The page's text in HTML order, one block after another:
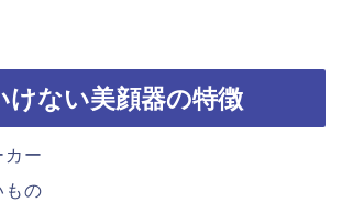
けない美顔器の特徴
カー
もの